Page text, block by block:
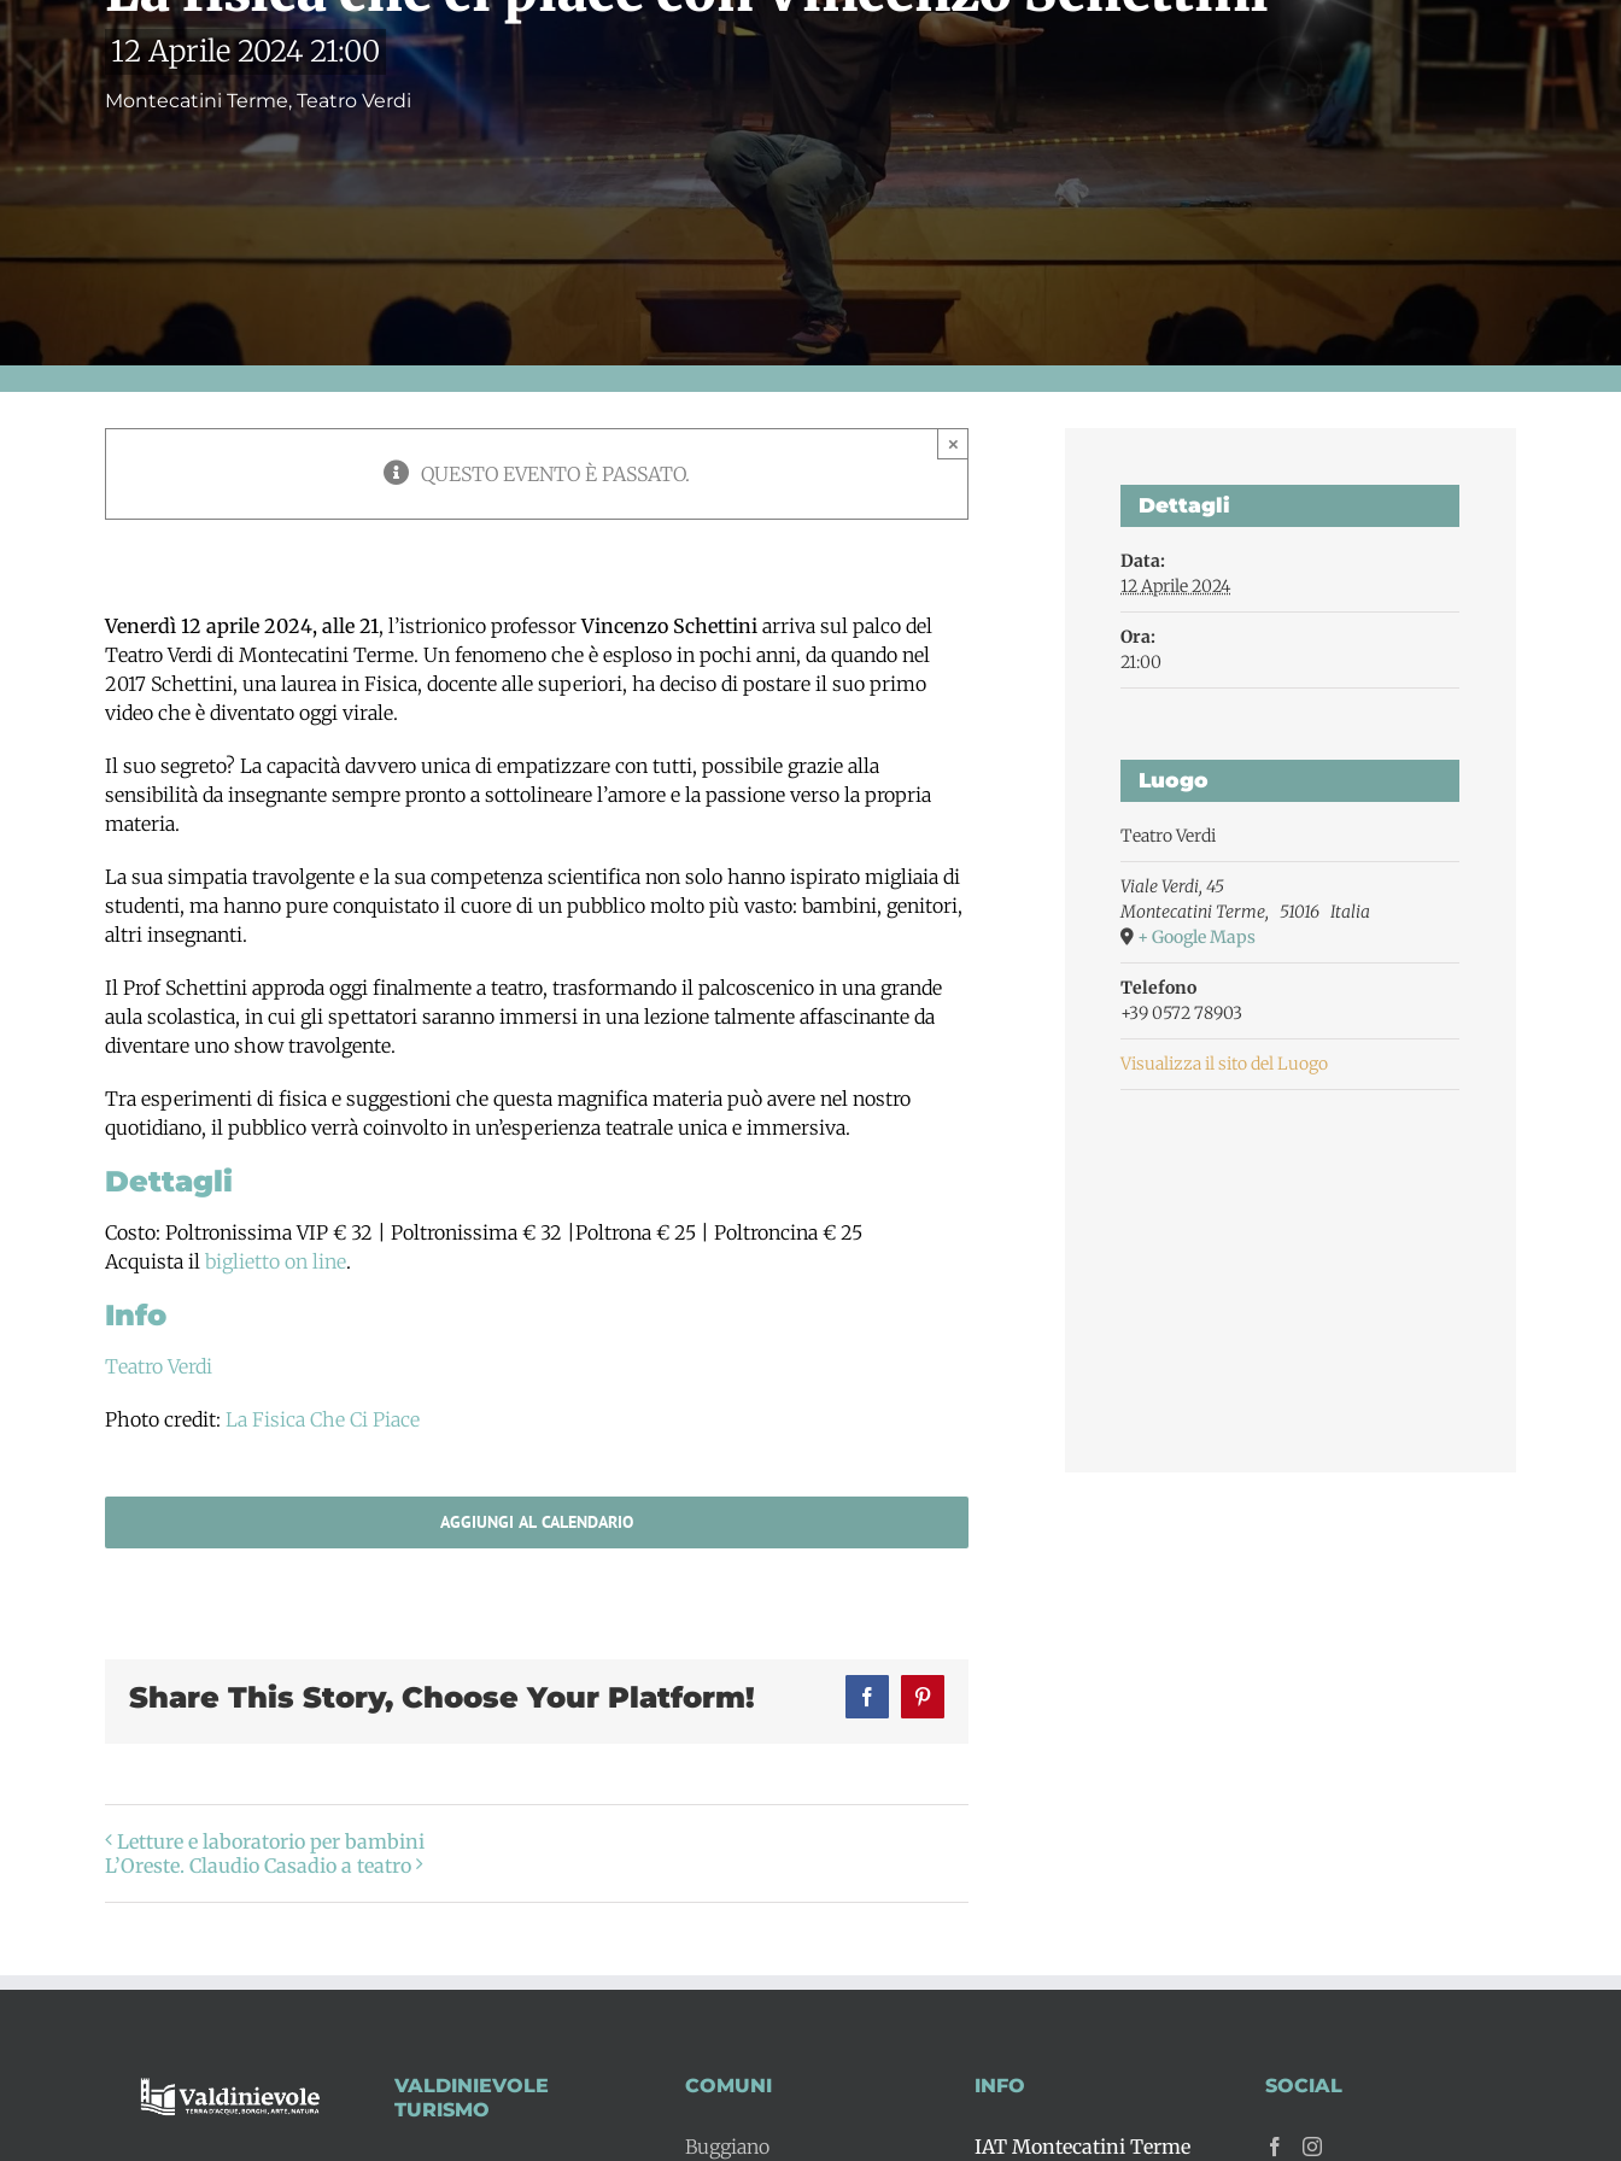
12 Aprile 2024 21:00
Montecatini Terme, Teatro Verdi
QUESTO EVENTO È PASSATO.
×
Venerdì 12 aprile 2024, alle 21, l’istrionico professorVincenzo Schettini arriva sul palco del
Teatro Verdi di Montecatini Terme. Un fenomeno che è esploso in pochi anni, da quando nel
2017 Schettini, una laurea in Fisica, docente alle superiori, ha deciso di postare il suo primo
video che è diventato oggi virale.
Il suo segreto? La capacità davvero unica di empatizzare con tutti, possibile grazie alla
sensibilità da insegnante sempre pronto a sottolineare l’amore e la passione verso la propria
materia.
La sua simpatia travolgente e la sua competenza scientifica non solo hanno ispirato migliaia di
studenti, ma hanno pure conquistato il cuore di un pubblico molto più vasto: bambini, genitori,
altri insegnanti.
Il Prof Schettini approda oggi finalmente a teatro, trasformando il palcoscenico in una grande
aula scolastica, in cui gli spettatori saranno immersi in una lezione talmente affascinante da
diventare uno show travolgente.
Tra esperimenti di fisica e suggestioni che questa magnifica materia può avere nel nostro
quotidiano, il pubblico verrà coinvolto in un’esperienza teatrale unica e immersiva.
Dettagli
Costo: Poltronissima VIP € 32 | Poltronissima € 32 |Poltrona € 25 | Poltroncina € 25
Acquista il biglietto on line.
Info
Teatro Verdi
Photo credit: La Fisica Che Ci Piace
AGGIUNGI AL CALENDARIO
Share This Story, Choose Your Platform! FacebookPinterest
Letture e laboratorio per bambini
L’Oreste. Claudio Casadio a teatro
Dettagli
Data:
12 Aprile 2024
Ora:
21:00
Luogo
Teatro Verdi
Viale Verdi, 45
Montecatini Terme, 51016 Italia
+ Google Maps
Telefono
+39 0572 78903
Visualizza il sito del Luogo
VALDINIEVOLE
TURISMO
COMUNI
Buggiano
INFO
IAT Montecatini Terme
SOCIAL